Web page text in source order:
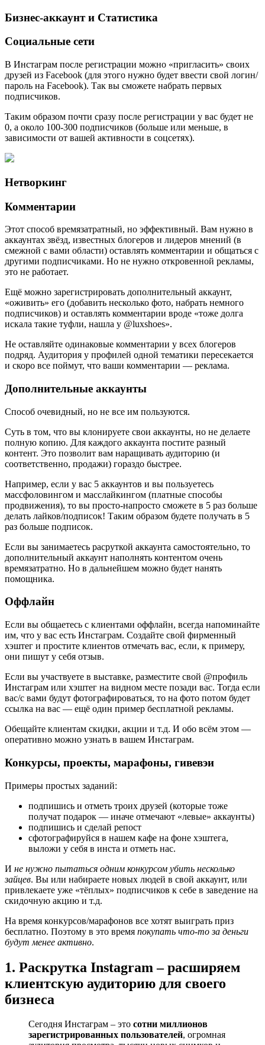
Бизнес-аккаунт и Статистика
Социальные сети
В Инстаграм после регистрации можно «пригласить» своих
друзей из Facebook (для этого нужно будет ввести свой логин/
пароль на Facebook). Так вы сможете набрать первых
подписчиков.
Таким образом почти сразу после регистрации у вас будет не
0, а около 100-300 подписчиков (больше или меньше, в
зависимости от вашей активности в соцсетях).
Нетворкинг
Комментарии
Этот способ времязатратный, но эффективный. Вам нужно в
аккаунтах звёзд, известных блогеров и лидеров мнений (в
смежной с вами области) оставлять комментарии и общаться с
другими подписчиками. Но не нужно откровенной рекламы,
это не работает.
Ещё можно зарегистрировать дополнительный аккаунт,
«оживить» его (добавить несколько фото, набрать немного
подписчиков) и оставлять комментарии вроде «тоже долга
искала такие туфли, нашла у @luxshoes».
Не оставляйте одинаковые комментарии у всех блогеров
подряд. Аудитория у профилей одной тематики пересекается
и скоро все поймут, что ваши комментарии — реклама.
Дополнительные аккаунты
Способ очевидный, но не все им пользуются.
Суть в том, что вы клонируете свои аккаунты, но не делаете
полную копию. Для каждого аккаунта постите разный
контент. Это позволит вам наращивать аудиторию (и
соответственно, продажи) гораздо быстрее.
Например, если у вас 5 аккаунтов и вы пользуетесь
массфоловингом и масслайкингом (платные способы
продвижения), то вы просто-напросто сможете в 5 раз больше
делать лайков/подписок! Таким образом будете получать в 5
раз больше подписок.
Если вы занимаетесь расруткой аккаунта самостоятельно, то
дополнительный аккаунт наполнять контентом очень
времязатратно. Но в дальнейшем можно будет нанять
помощника.
Оффлайн
Если вы общаетесь с клиентами оффлайн, всегда напоминайте
им, что у вас есть Инстаграм. Создайте свой фирменный
хэштег и простите клиентов отмечать вас, если, к примеру,
они пишут у себя отзыв.
Если вы участвуете в выставке, разместите свой @профиль
Инстаграм или хэштег на видном месте позади вас. Тогда если
вас/с вами будут фотографироваться, то на фото потом будет
ссылка на вас — ещё один пример бесплатной рекламы.
Обещайте клиентам скидки, акции и т.д. И обо всём этом —
оперативно можно узнать в вашем Инстаграм.
Конкурсы, проекты, марафоны, гивевэи
Примеры простых заданий:
подпишись и отметь троих друзей (которые тоже
получат подарок — иначе отмечают «левые» аккаунты)
подпишись и сделай репост
сфотографируйся в нашем кафе на фоне хэштега,
выложи у себя в инста и отметь нас.
И не нужно пытаться одним конкурсом убить несколько
зайцев. Вы или набираете новых людей в свой аккаунт, или
привлекаете уже «тёплых» подписчиков к себе в заведение на
скидочную акцию и т.д.
На время конкурсов/марафонов все хотят выиграть приз
бесплатно. Поэтому в это время покупать что-то за деньги
будут менее активно.
1. Раскрутка Instagram – расширяем
клиентскую аудиторию для своего
бизнеса
Сегодня Инстаграм – это сотни миллионов
зарегистрированных пользователей, огромная